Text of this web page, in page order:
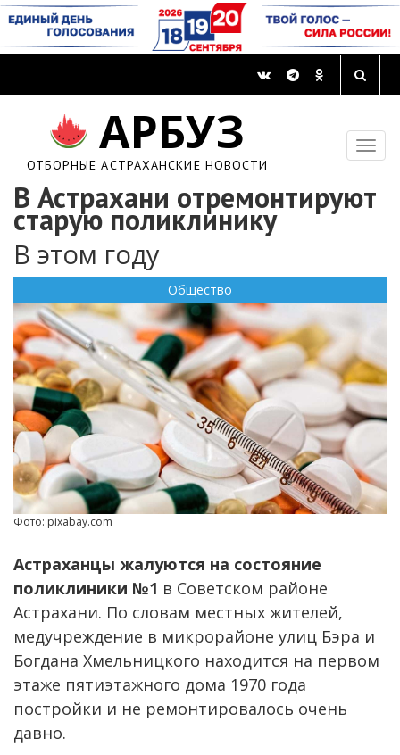
АРБУЗ
ОТБОРНЫЕ АСТРАХАНСКИЕ НОВОСТИ
В Астрахани отремонтируют
старую поликлинику
В этом году
Общество
Фото: pixabay.com
Астраханцы жалуются на состояние
поликлиники №1 в Советском районе
Астрахани. По словам местных жителей,
медучреждение в микрорайоне улиц Бэра и
Богдана Хмельницкого находится на первом
этаже пятиэтажного дома 1970 года
постройки и не ремонтировалось очень
давно.